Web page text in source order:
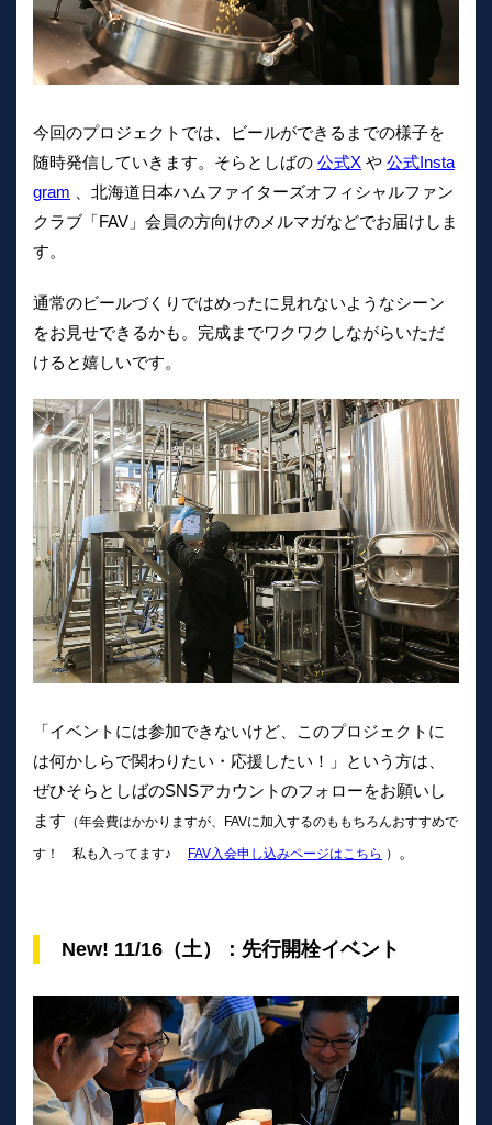
今回のプロジェクトでは、ビールができるまでの様子を
随時発信していきます。そらとしばの 公式X や 公式Insta
gram 、北海道日本ハムファイターズオフィシャルファン
クラブ「FAV」会員の方向けのメルマガなどでお届けしま
す。
通常のビールづくりではめったに見れないようなシーン
をお見せできるかも。完成までワクワクしながらいただ
けると嬉しいです。
「イベントには参加できないけど、このプロジェクトに
は何かしらで関わりたい・応援したい！」という方は、
ぜひそらとしばのSNSアカウントのフォローをお願いし
ます （年会費はかかりますが、FAVに加入するのももちろんおすすめで
す！ 私も入ってます♪ FAV入会申し込みページはこちら ） 。
New! 11/16（土）：先行開栓イベント